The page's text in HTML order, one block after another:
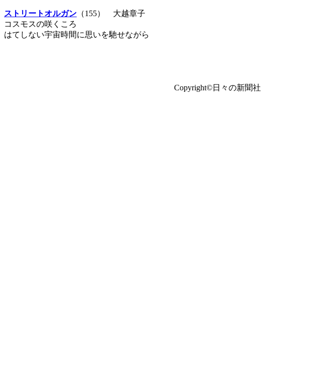
ストリートオルガン （155） 大越章子
コスモスの咲くころ
はてしない宇宙時間に思いを馳せながら
Copyright©日々の新聞社